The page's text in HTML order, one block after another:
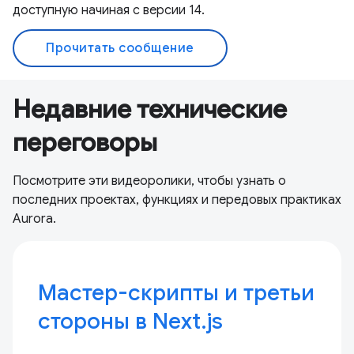
доступную начиная с версии 14.
Прочитать сообщение
Недавние технические
переговоры
Посмотрите эти видеоролики, чтобы узнать о
последних проектах, функциях и передовых практиках
Aurora.
Мастер-скрипты и третьи
стороны в Next.js